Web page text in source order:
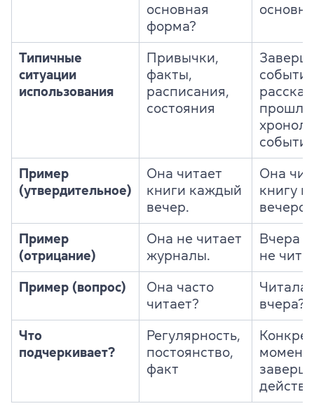
основная
форма?
Типичные
ситуации
использования
Привычки,
факты,
расписания,
состояния
Пример
(утвердительное)
Она читает
книги каждый
вечер.
Она
книгу
Пример
(отрицание)
Она не читает
журналы.
Вчера
не
Пример (вопрос)
Она часто
читает?
Читала
вчера?
Что
подчеркивает?
Регулярность,
постоянство,
факт
момент,